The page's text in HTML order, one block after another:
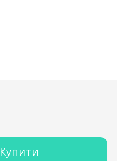
Купити